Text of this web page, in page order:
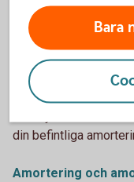
Ändra ditt bolån
Amortering av
din befintliga
Amortering och
Bara